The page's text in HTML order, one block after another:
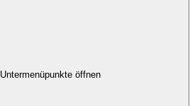
Untermenüpunkte öffnen